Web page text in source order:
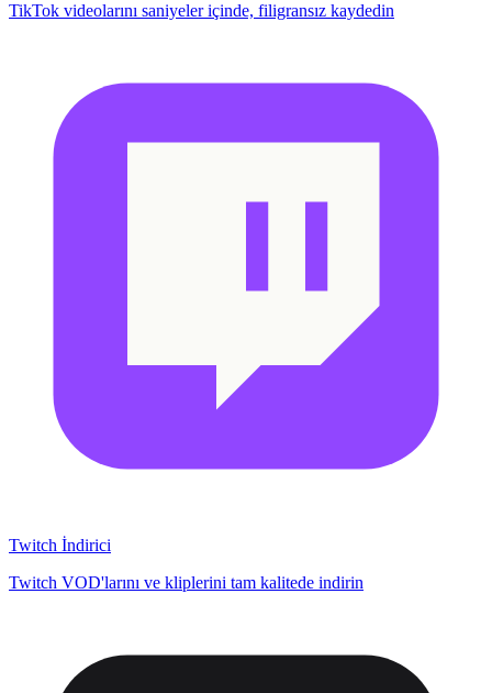
TikTok videolarını saniyeler içinde, filigransız kaydedin
Twitch İndirici
Twitch VOD'larını ve kliplerini tam kalitede indirin